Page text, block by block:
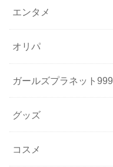
エンタメ
オリパ
ガールズプラネット999
グッズ
コスメ